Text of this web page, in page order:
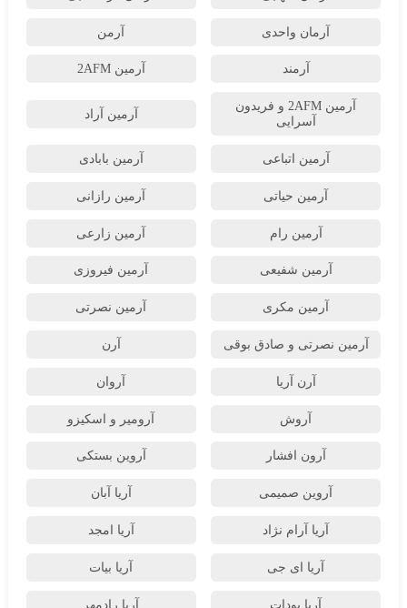
آرمان واحدی آرمن
آرمند آرمین 2AFM
آرمین 2AFM و فریدون
آسرایی
آرمین آراد
آرمین اتباعی آرمین بابادی
آرمین حیاتی آرمین رازانی
آرمین رام آرمین زارعی
آرمین شفیعی آرمین فیروزی
آرمین مکری آرمین نصرتی
آرمین نصرتی و صادق بوقی آرن
آرن آریا آروان
آروش آرومیر و اسکیزو
آرون افشار آروین بستکی
آروین صمیمی آریا آبان
آریا آرام نژاد آریا امجد
آریا ای جی آریا بیات
آریا پودات آریا رادمهر